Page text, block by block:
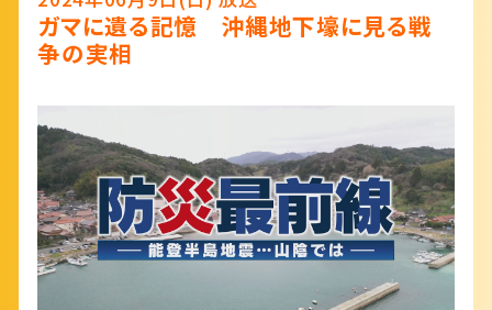
ガマに遺る記憶 沖縄地下壕に見る戦
争の実相